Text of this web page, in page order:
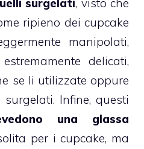
ripieno dei cupcake
manipolati,
delicati,
se li utilizzate oppure
Infine, questi
una glassa
per icupcake, ma